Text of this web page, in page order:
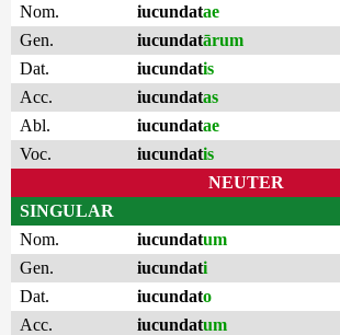
Nom.
iucundatae
Gen.
iucundatārum
Dat.
iucundatis
Acc.
iucundatas
Abl.
iucundatae
Voc.
iucundatis
NEUTER
SINGULAR
Nom.
iucundatum
Gen.
iucundati
Dat.
iucundato
Acc.
iucundatum